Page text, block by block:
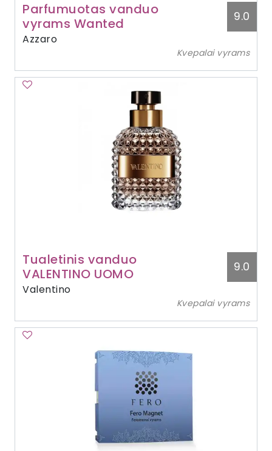
Parfumuotas vanduo
vyrams Wanted
Azzaro
9.0
Kvepalai vyrams
Tualetinis vanduo
VALENTINO UOMO
Valentino
9.0
Kvepalai vyrams